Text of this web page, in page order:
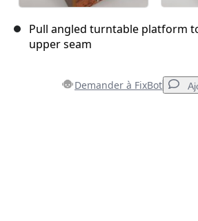
Pull angled turntable platform
upper seam
Demander à FixBot